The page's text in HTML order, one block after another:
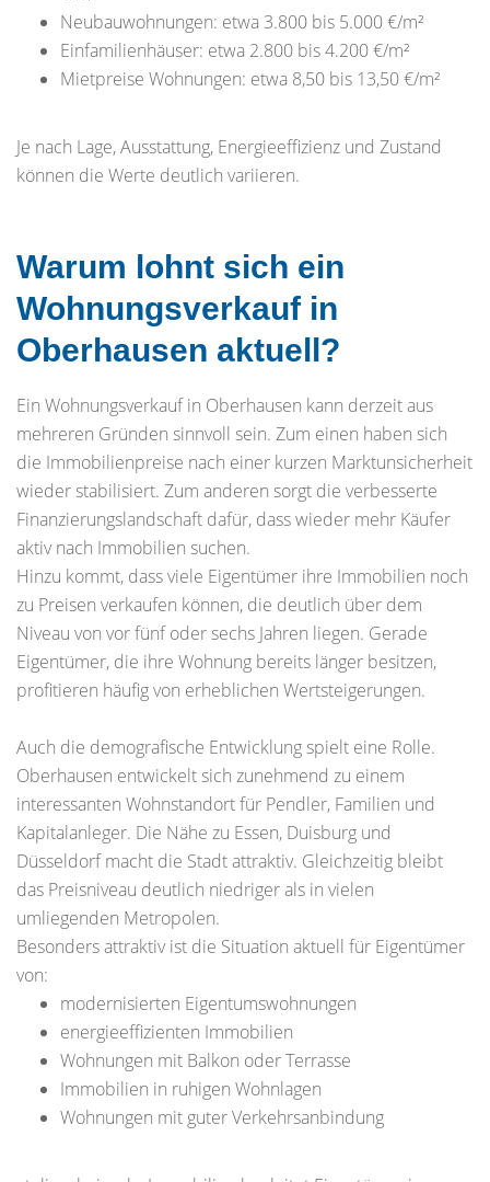
Neubauwohnungen: etwa 3.800 bis 5.000 €/m²
Einfamilienhäuser: etwa 2.800 bis 4.200 €/m²
Mietpreise Wohnungen: etwa 8,50 bis 13,50 €/m²
Je nach Lage, Ausstattung, Energieeffizienz und Zustand
können die Werte deutlich variieren.
Warum lohnt sich ein
Wohnungsverkauf in
Oberhausen aktuell?
Ein Wohnungsverkauf in Oberhausen kann derzeit aus
mehreren Gründen sinnvoll sein. Zum einen haben sich
die Immobilienpreise nach einer kurzen Marktunsicherheit
wieder stabilisiert. Zum anderen sorgt die verbesserte
Finanzierungslandschaft dafür, dass wieder mehr Käufer
aktiv nach Immobilien suchen.
Hinzu kommt, dass viele Eigentümer ihre Immobilien noch
zu Preisen verkaufen können, die deutlich über dem
Niveau von vor fünf oder sechs Jahren liegen. Gerade
Eigentümer, die ihre Wohnung bereits länger besitzen,
profitieren häufig von erheblichen Wertsteigerungen.
Auch die demografische Entwicklung spielt eine Rolle.
Oberhausen entwickelt sich zunehmend zu einem
interessanten Wohnstandort für Pendler, Familien und
Kapitalanleger. Die Nähe zu Essen, Duisburg und
Düsseldorf macht die Stadt attraktiv. Gleichzeitig bleibt
das Preisniveau deutlich niedriger als in vielen
umliegenden Metropolen.
Besonders attraktiv ist die Situation aktuell für Eigentümer
von:
modernisierten Eigentumswohnungen
energieeffizienten Immobilien
Wohnungen mit Balkon oder Terrasse
Immobilien in ruhigen Wohnlagen
Wohnungen mit guter Verkehrsanbindung